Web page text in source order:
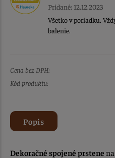
Pridané: 12.12.2023
Všetko v poriadku.
balenie.
Cena bez DPH:
Kód produktu:
Popis
Dekoračné spojené prstene